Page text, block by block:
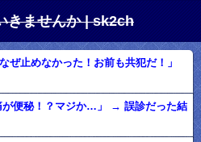
きませんか | sk2ch
ぜ止めなかった！お前も共犯だ！」
が便秘！？マジか…」 → 誤診だった結